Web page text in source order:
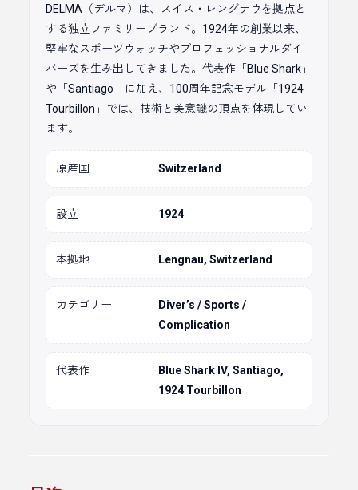
DELMA（デルマ）は、スイス・レングナウを拠点と
する独立ファミリーブランド。1924年の創業以来、
堅牢なスポーツウォッチやプロフェッショナルダイ
バーズを生み出してきました。代表作「Blue Shark」
や「Santiago」に加え、100周年記念モデル「1924
Tourbillon」では、技術と美意識の頂点を体現してい
ます。
原産国 Switzerland
設立 1924
本拠地 Lengnau, Switzerland
カテゴリー
Diver’s / Sports /
Complication
代表作
Blue Shark IV, Santiago,
1924 Tourbillon